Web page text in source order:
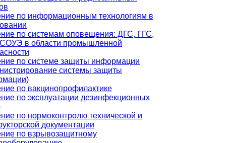
по информационным технологиям в
по системам оповещения: ДГС, ГГС,
в области промышленной
по системе защиты информации
системы защиты
по вакцинопрофилактике
по эксплуатации дезинфекционных
по нормоконтролю технической и
документации
по взрывозащитному